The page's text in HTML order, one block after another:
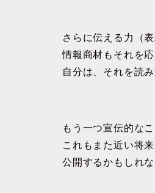
さらに伝える力（
情報商材もそれを
自分は、それを読
もう一つ宣伝的な
これもまた近い将
公開するかもしれな